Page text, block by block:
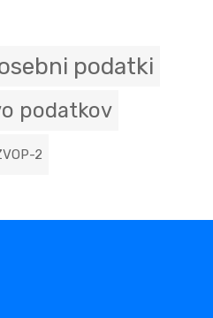
podatki
podatkov
2